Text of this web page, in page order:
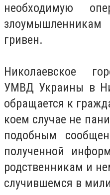
необходимую
гривен.
Николаевское
УМВД Украины в
обращается к
коем случае не
подобным
полученной
родственникам и
случившемся в